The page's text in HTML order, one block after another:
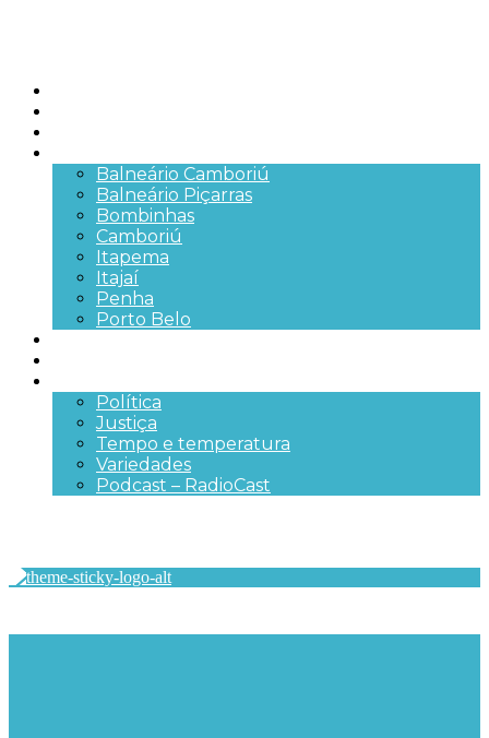
Balneário Camboriú
Balneário Piçarras
Bombinhas
Camboriú
Itapema
Itajaí
Penha
Porto Belo
Política
Justiça
Tempo e temperatura
Variedades
Podcast – RadioCast